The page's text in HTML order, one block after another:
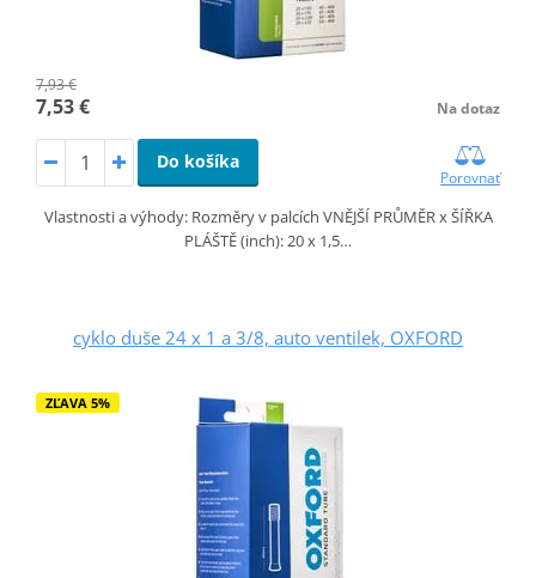
7,93 €
7,53 € Na dotaz
Do košíka
Porovnať
Vlastnosti a výhody: Rozměry v palcích VNĚJŠÍ PRŮMĚR x ŠÍŘKA
PLÁŠTĚ (inch): 20 x 1,5…
cyklo duše 24 x 1 a 3/8, auto ventilek, OXFORD
ZĽAVA 5%